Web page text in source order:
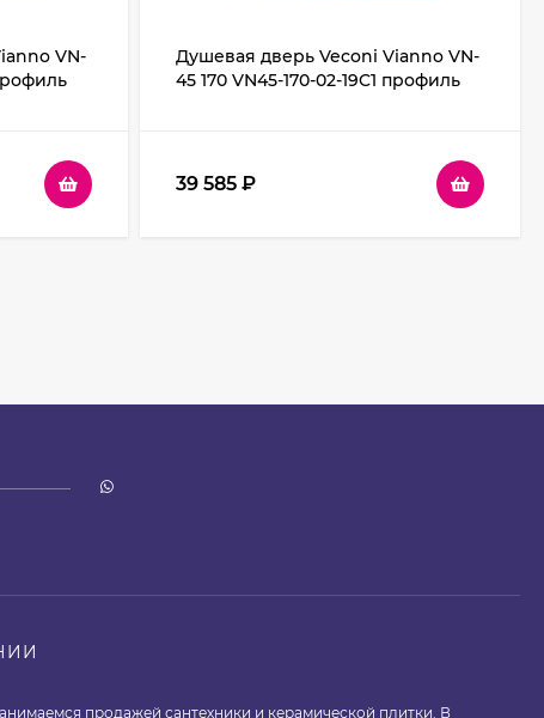
VN-
Душевая дверь Veconi Vianno VN-
45 170 VN45-170-02-19C1 профиль
39 585 ₽
продажей сантехники и керамической плитки. В